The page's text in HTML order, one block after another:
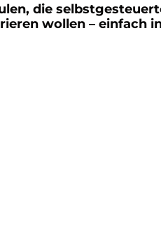
die
wollen – einfach